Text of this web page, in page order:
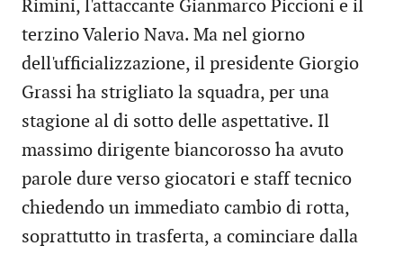
Rimini, l'attaccante Gianmarco Piccioni e il
terzino Valerio Nava. Ma nel giorno
dell'ufficializzazione, il presidente Giorgio
Grassi ha strigliato la squadra, per una
stagione al di sotto delle aspettative. Il
massimo dirigente biancorosso ha avuto
parole dure verso giocatori e staff tecnico
chiedendo un immediato cambio di rotta,
soprattutto in trasferta, a cominciare dalla